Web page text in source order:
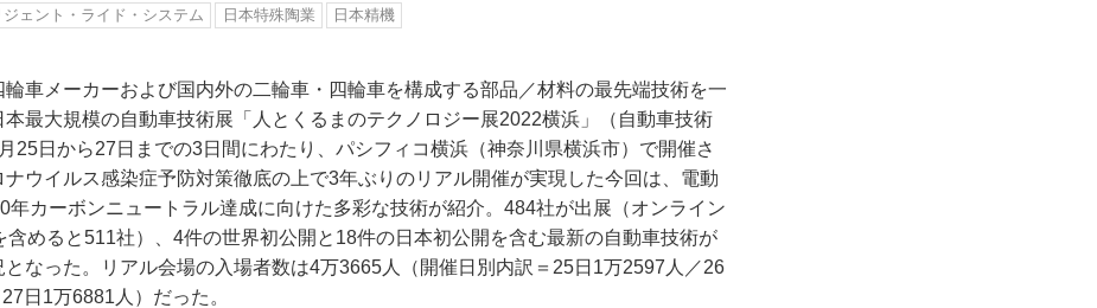
ェント・ライド・システム
日本特殊陶業 日本精機
輪車メーカーおよび国内外の二輪車・四輪車を構成する部品／材料の最先端技術を一
最大規模の自動車技術展「人とくるまのテクノロジー展2022横浜」（自動車技術
25日から27日までの3日間にわたり、パシフィコ横浜（神奈川県横浜市）で開催さ
ナウイルス感染症予防対策徹底の上で3年ぶりのリアル開催が実現した今回は、電動
年カーボンニュートラル達成に向けた多彩な技術が紹介。484社が出展（オンライン
含めると511社）、4件の世界初公開と18件の日本初公開を含む最新の自動車技術が
となった。リアル会場の入場者数は4万3665人（開催日別内訳＝25日1万2597人／26
日1万6881人）だった。